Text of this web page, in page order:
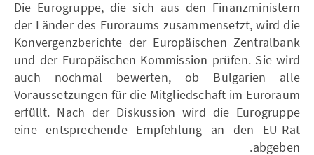
Die Eurogruppe, die sich aus den Finanzministern
der Länder des Euroraums zusammensetzt, wird die
Konvergenzberichte der Europäischen Zentralbank
und der Europäischen Kommission prüfen. Sie wird
auch nochmal bewerten, ob Bulgarien alle
Voraussetzungen für die Mitgliedschaft im Euroraum
erfüllt. Nach der Diskussion wird die Eurogruppe
eine entsprechende Empfehlung an den EU-Rat
abgeben.